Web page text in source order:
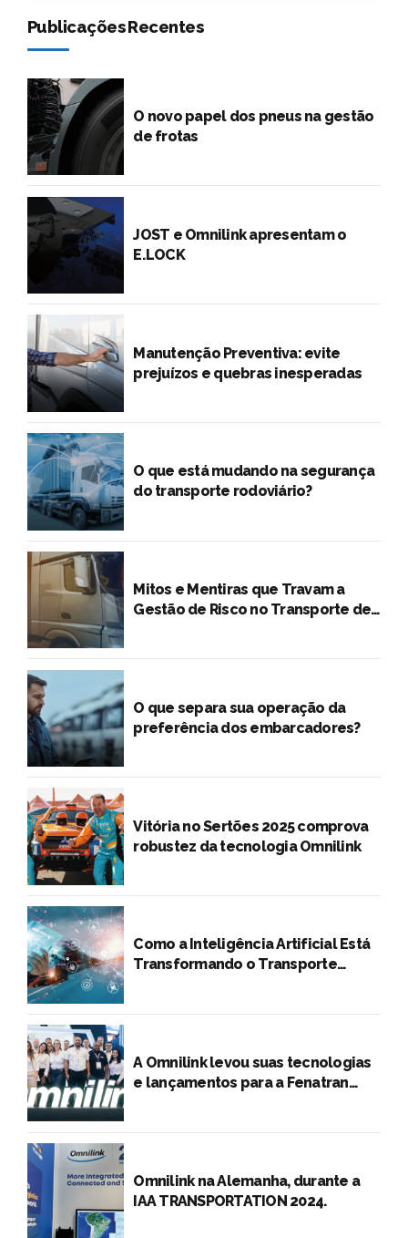
Publicações Recentes
O novo papel dos pneus na gestão
de frotas
JOST e Omnilink apresentam o
E.LOCK
Manutenção Preventiva: evite
prejuízos e quebras inesperadas
O que está mudando na segurança
do transporte rodoviário?
Mitos e Mentiras que Travam a
Gestão de Risco no Transporte de
O que separa sua operação da
preferência dos embarcadores?
Vitória no Sertões 2025 comprova
robustez da tecnologia Omnilink
Como a Inteligência Artificial Está
Transformando o Transporte
A Omnilink levou suas tecnologias
e lançamentos para a Fenatran
Omnilink na Alemanha, durante a
IAA TRANSPORTATION 2024.